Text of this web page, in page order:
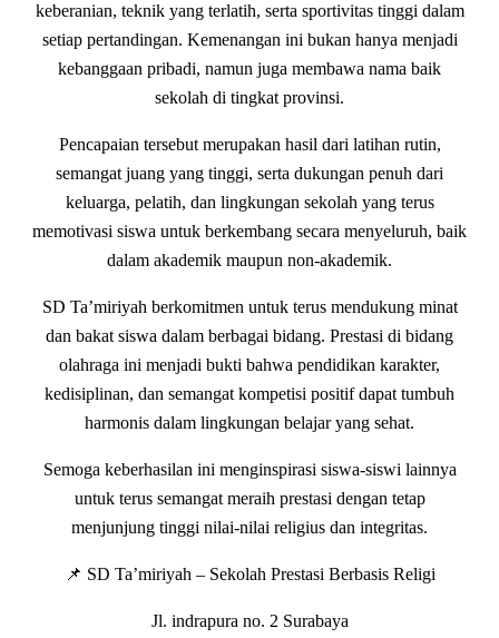
keberanian, teknik yang terlatih, serta sportivitas tinggi dalam
setiap pertandingan. Kemenangan ini bukan hanya menjadi
kebanggaan pribadi, namun juga membawa nama baik
sekolah di tingkat provinsi.
Pencapaian tersebut merupakan hasil dari latihan rutin,
semangat juang yang tinggi, serta dukungan penuh dari
keluarga, pelatih, dan lingkungan sekolah yang terus
memotivasi siswa untuk berkembang secara menyeluruh, baik
dalam akademik maupun non-akademik.
SD Ta’miriyah berkomitmen untuk terus mendukung minat
dan bakat siswa dalam berbagai bidang. Prestasi di bidang
olahraga ini menjadi bukti bahwa pendidikan karakter,
kedisiplinan, dan semangat kompetisi positif dapat tumbuh
harmonis dalam lingkungan belajar yang sehat.
Semoga keberhasilan ini menginspirasi siswa-siswi lainnya
untuk terus semangat meraih prestasi dengan tetap
menjunjung tinggi nilai-nilai religius dan integritas.
📌 SD Ta’miriyah – Sekolah Prestasi Berbasis Religi
Jl. indrapura no. 2 Surabaya